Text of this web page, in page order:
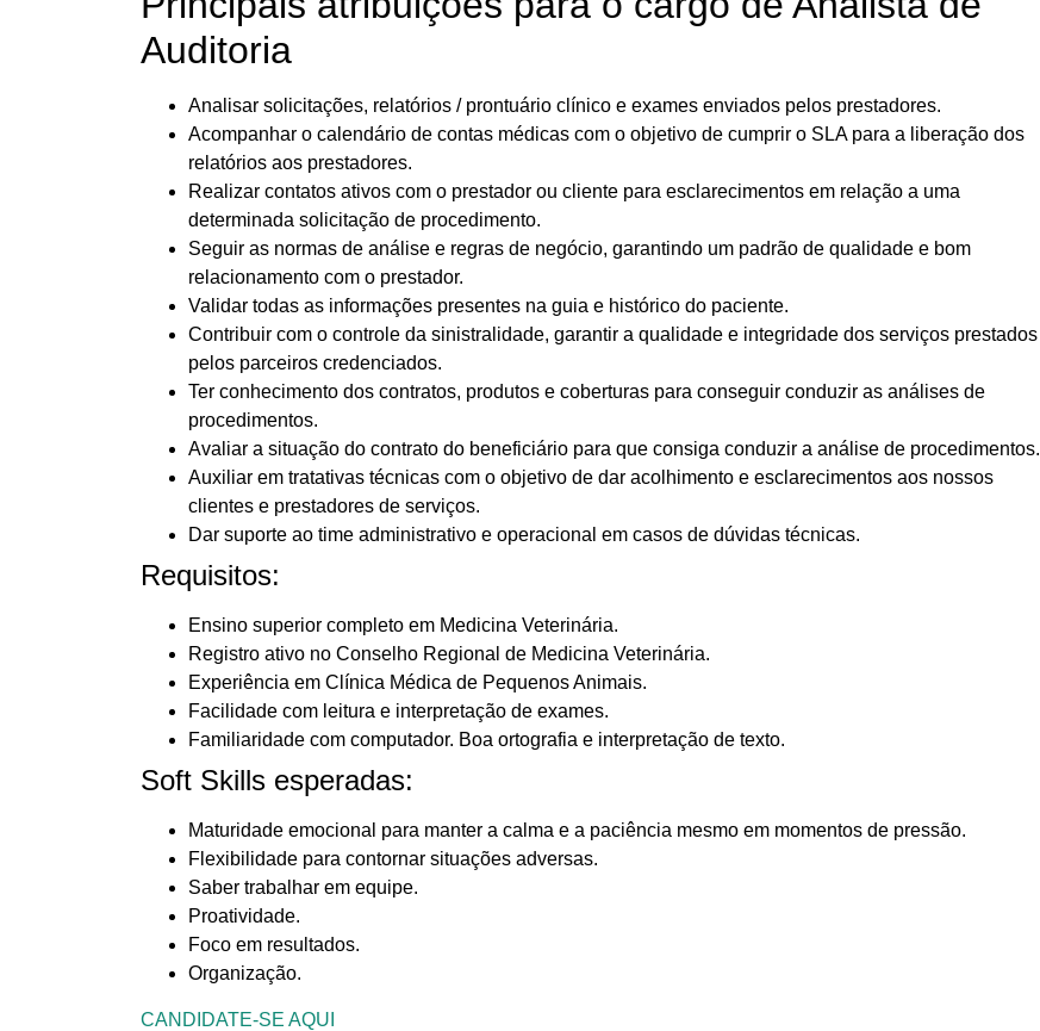
Auditoria
Analisar solicitações, relatórios / prontuário clínico e exames enviados pelos prestadores.
Acompanhar o calendário de contas médicas com o objetivo de cumprir o SLA para a liberação dos
relatórios aos prestadores.
Realizar contatos ativos com o prestador ou cliente para esclarecimentos em relação a uma
determinada solicitação de procedimento.
Seguir as normas de análise e regras de negócio, garantindo um padrão de qualidade e bom
relacionamento com o prestador.
Validar todas as informações presentes na guia e histórico do paciente.
Contribuir com o controle da sinistralidade, garantir a qualidade e integridade dos serviços prestados
pelos parceiros credenciados.
Ter conhecimento dos contratos, produtos e coberturas para conseguir conduzir as análises de
procedimentos.
Avaliar a situação do contrato do beneficiário para que consiga conduzir a análise de procedimentos.
Auxiliar em tratativas técnicas com o objetivo de dar acolhimento e esclarecimentos aos nossos
clientes e prestadores de serviços.
Dar suporte ao time administrativo e operacional em casos de dúvidas técnicas.
Requisitos:
Ensino superior completo em Medicina Veterinária.
Registro ativo no Conselho Regional de Medicina Veterinária.
Experiência em Clínica Médica de Pequenos Animais.
Facilidade com leitura e interpretação de exames.
Familiaridade com computador. Boa ortografia e interpretação de texto.
Soft Skills esperadas:
Maturidade emocional para manter a calma e a paciência mesmo em momentos de pressão.
Flexibilidade para contornar situações adversas.
Saber trabalhar em equipe.
Proatividade.
Foco em resultados.
Organização.
CANDIDATE-SE AQUI